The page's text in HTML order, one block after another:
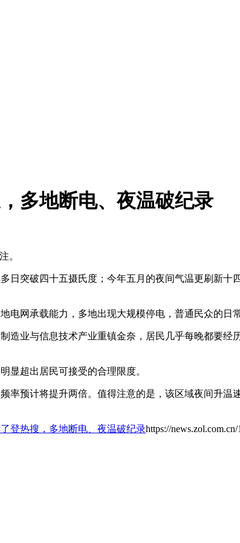
多地断电、夜温破纪录
。
日突破四十五摄氏度；今年五月的夜间气温更刷新
网承载能力，多地出现大规模停电，普通民众的日
造业与信息技术产业重镇金奈，居民几乎每晚都要
显超出居民可接受的合理限度。
率预计将提升两倍。值得注意的是，该区域夜间升温
登热搜，多地断电、夜温破纪录https://